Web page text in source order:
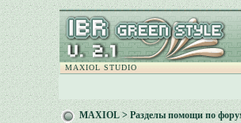
MAXIOL STUDIO
MAXIOL>Разделы помощи по